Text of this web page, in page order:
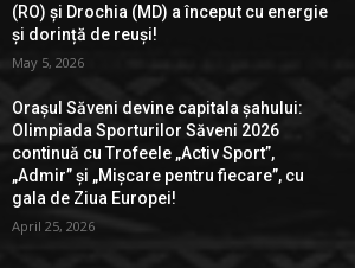
(RO) și Drochia (MD) a început cu energie
și dorință de reuși!
May 5, 2026
Orașul Săveni devine capitala șahului:
Olimpiada Sporturilor Săveni 2026
continuă cu Trofeele „Activ Sport”,
„Admir” și „Mișcare pentru fiecare”, cu
gala de Ziua Europei!
April 25, 2026